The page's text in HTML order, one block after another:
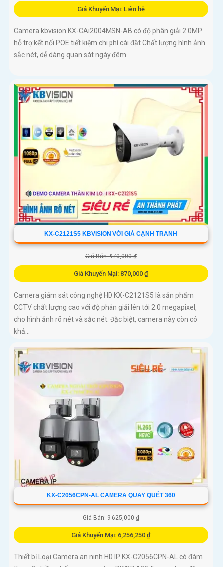
Giá Khuyến Mại: Liên hệ
Camera kbvision KX-CAi2004MSN-AB có độ phân giải 2.0MP
hỗ trợ kết nối POE tiết kiệm chi phí cài đặt Chất lượng hình ảnh
sắc nét, dễ dàng quan sát ngày đêm
KX-C2121S5 KBVISION VỚI GIÁ CẠNH TRANH
Giá Bán: 970,000 ₫
Giá Khuyến Mại: 870,000 ₫
Camera giám sát công nghệ HD KX-C2121S5 là sản phẩm
CCTV chất lượng cao với độ phân giải lên tới 2.0 megapixel,
cho hình ảnh rõ nét và sắc nét. Đặc biệt, camera này còn có
khả...
KX-C2056CPN-AL CAMERA QUAY QUÉT 360
Giá Bán: 9,625,000 ₫
Giá Khuyến Mại: 6,256,250 ₫
Thiết bị Loại Camera an ninh HD IP KX-C2056CPN-AL có đàm